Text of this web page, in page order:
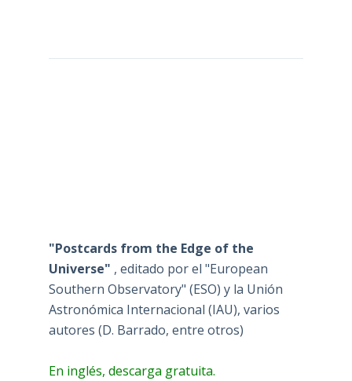
"Postcards from the Edge of the
Universe" , editado por el "European
Southern Observatory" (ESO) y la Unión
Astronómica Internacional (IAU), varios
autores (D. Barrado, entre otros)
En inglés, descarga gratuita.